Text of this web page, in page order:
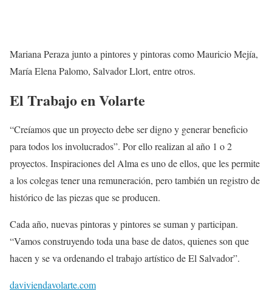
Mariana Peraza junto a pintores y pintoras como Mauricio Mejía,
María Elena Palomo, Salvador Llort, entre otros.
El Trabajo en Volarte
“Creíamos que un proyecto debe ser digno y generar beneficio
para todos los involucrados”. Por ello realizan al año 1 o 2
proyectos. Inspiraciones del Alma es uno de ellos, que les permite
a los colegas tener una remuneración, pero también un registro de
histórico de las piezas que se producen.
Cada año, nuevas pintoras y pintores se suman y participan.
“Vamos construyendo toda una base de datos, quienes son que
hacen y se va ordenando el trabajo artístico de El Salvador”.
daviviendavolarte.com